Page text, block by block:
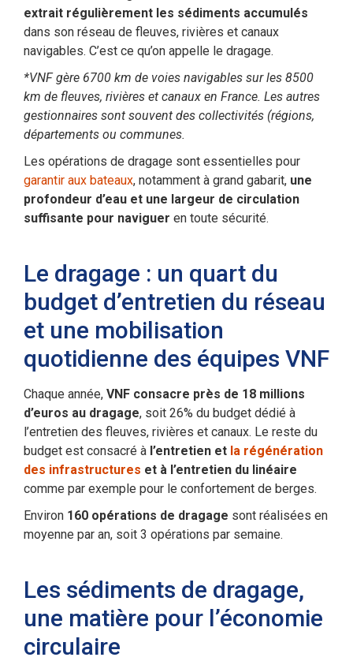
extrait régulièrement les sédiments accumulés
dans son réseau de fleuves, rivières et canaux
navigables. C’est ce qu’on appelle le dragage.
*VNF gère 6700 km de voies navigables sur les 8500
km de fleuves, rivières et canaux en France. Les autres
gestionnaires sont souvent des collectivités (régions,
départements ou communes.
Les opérations de dragage sont essentielles pour
garantir aux bateaux, notamment à grand gabarit, une
profondeur d’eau et une largeur de circulation
suffisante pour naviguer en toute sécurité.
Le dragage : un quart du
budget d’entretien du réseau
et une mobilisation
quotidienne des équipes VNF
Chaque année, VNF consacre près de 18 millions
d’euros au dragage, soit 26% du budget dédié à
l’entretien des fleuves, rivières et canaux. Le reste du
budget est consacré à l’entretien et la régénération
des infrastructures et à l’entretien du linéaire
comme par exemple pour le confortement de berges.
Environ 160 opérations de dragage sont réalisées en
moyenne par an, soit 3 opérations par semaine.
Les sédiments de dragage,
une matière pour l’économie
circulaire